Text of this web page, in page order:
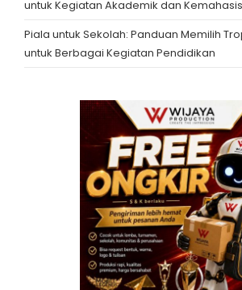
untuk Kegiatan Akademik dan
Piala untuk Sekolah: Panduan Memilih
untuk Berbagai Kegiatan Pendidikan